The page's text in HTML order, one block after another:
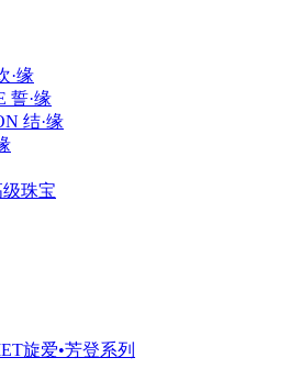
·缘
誓·缘
结·缘
级珠宝
旋爱•芳登系列